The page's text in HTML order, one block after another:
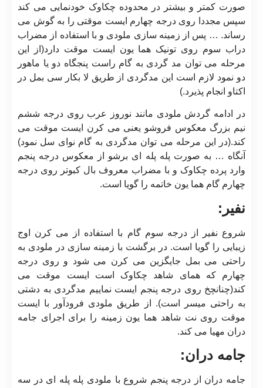
صورت کمتر و بیشتر در محدوده چکاوک خودنمایی می کند
سپس مجددا روی درجه چهارم ایست موقتی را به گوش می
رساند. … پس از زمینه سازی ملودی و با استفاده از مضراب
دراب سوم روی تونیک هما یون ایست موقت دارد(از این
مرحله می توان مد گردی به گام راست پنجگاه دو یا ماهور
دو نمود لازم است این مدگردی از طریق لا بکار سی بمل در
اکتاو انجام پذیرد.)
در ادامه گردش ملودی مانند نوروز عرب روی درجه ششم
نیم بزرگ معکوس فروشو یعنی می کرن ایست موقت می
کند.(در این مرحله می توان مدگردی به گام نوای سل نمود)
آنگاه … به صورت پله پله ای برشو از معکوس درجه پنجم
وارد پرده چکاوک و با مضراب معروف بال کبوتر روی درجه
چهارم گام هما یون خاتمه را گویا است.
نفیر:
شروع نفیر از درجه سوم گام با استفاده از می کرن اوج
زیبایی را گویا است. در برگشت با زمینه سازی در ملودی به
راحتی می بمل جایگزین می کرن می شود و روی درجه
چهارم که همای شاهد چکاوک است ایست موقت می
کند(چنانچخ روی درجه پنجم ایست نماییم مدگردی به دشتی
به راحتی میسر است). از طریق ملودی فرودآور با ایست
موقت روی نت شاهد هما یون زمینه را برای اجرای جامه
دران مهیا می کند.
جامه دران:
جامه دران از درجه پنجم شروع با ملودی پله پله ای در سه